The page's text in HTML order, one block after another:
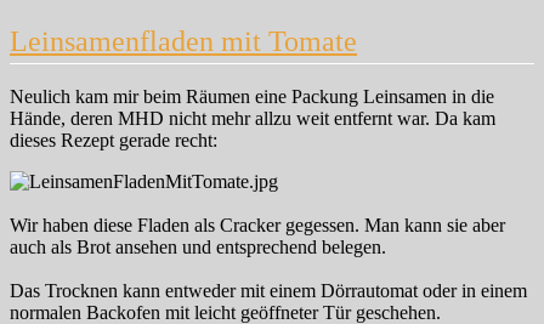
Leinsamenfladen mit Tomate
Neulich kam mir beim Räumen eine Packung Leinsamen in die
Hände, deren MHD nicht mehr allzu weit entfernt war. Da kam
dieses Rezept gerade recht:
Wir haben diese Fladen als Cracker gegessen. Man kann sie aber
auch als Brot ansehen und entsprechend belegen.
Das Trocknen kann entweder mit einem Dörrautomat oder in einem
normalen Backofen mit leicht geöffneter Tür geschehen.